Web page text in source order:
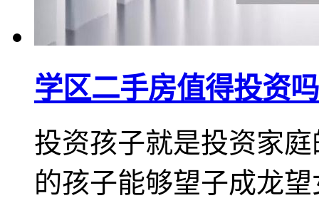
学区二手房值得投资
投资孩子就是投资家
的孩子能够望子成龙